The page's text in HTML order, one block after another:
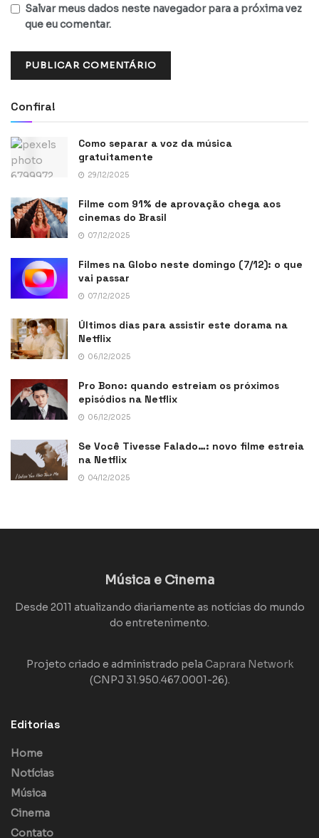
Salvar meus dados neste navegador para a próxima vez
que eu comentar.
Confira!
Como separar a voz da música
gratuitamente
29/12/2025
Filme com 91% de aprovação chega aos
cinemas do Brasil
07/12/2025
Filmes na Globo neste domingo (7/12): o que
vai passar
07/12/2025
Últimos dias para assistir este dorama na
Netflix
06/12/2025
Pro Bono: quando estreiam os próximos
episódios na Netflix
06/12/2025
Se Você Tivesse Falado…: novo filme estreia
na Netflix
04/12/2025
Música e Cinema
Desde 2011 atualizando diariamente as notícias do mundo
do entretenimento.
Projeto criado e administrado pela Caprara Network
(CNPJ 31.950.467.0001-26).
Editorias
Home
Notícias
Música
Cinema
Contato